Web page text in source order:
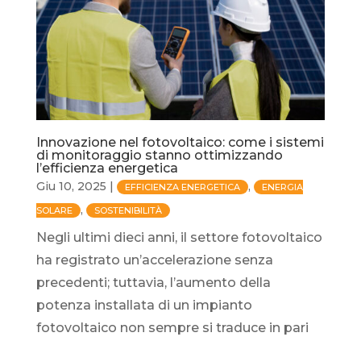
Innovazione nel fotovoltaico: come i sistemi
di monitoraggio stanno ottimizzando
l’efficienza energetica
Giu 10, 2025 | EFFICIENZA ENERGETICA , ENERGIA
SOLARE , SOSTENIBILITÀ
Negli ultimi dieci anni, il settore fotovoltaico
ha registrato un’accelerazione senza
precedenti; tuttavia, l’aumento della
potenza installata di un impianto
fotovoltaico non sempre si traduce in pari